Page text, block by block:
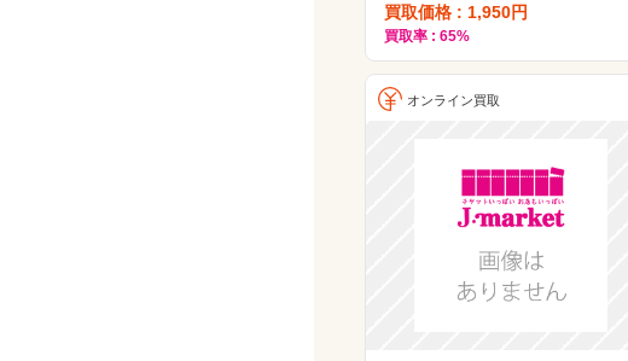
買取価格 : 1,950円
買取率 : 65%
オンライン買取